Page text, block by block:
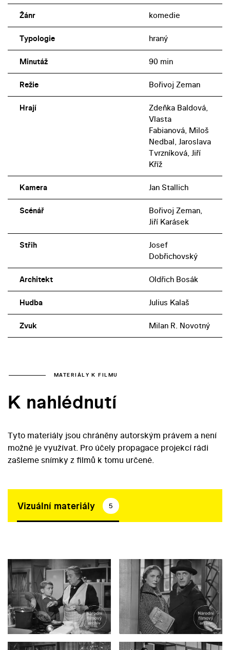
Žánr komedie
Typologie hraný
Minutáž 90 min
Režie Bořivoj Zeman
Hrají
Zdeňka Baldová,
Vlasta
Fabianová, Miloš
Nedbal, Jaroslava
Tvrzníková, Jiří
Kříž
Kamera Jan Stallich
Scénář
Bořivoj Zeman,
Jiří Karásek
Střih
Josef
Dobřichovský
Architekt Oldřich Bosák
Hudba Julius Kalaš
Zvuk Milan R. Novotný
MATERIÁLY K FILMU
K nahlédnutí
Tyto materiály jsou chráněny autorským právem a není
možné je využívat. Pro účely propagace projekcí rádi
zašleme snímky z filmů k tomu určené.
Vizuální materiály 5